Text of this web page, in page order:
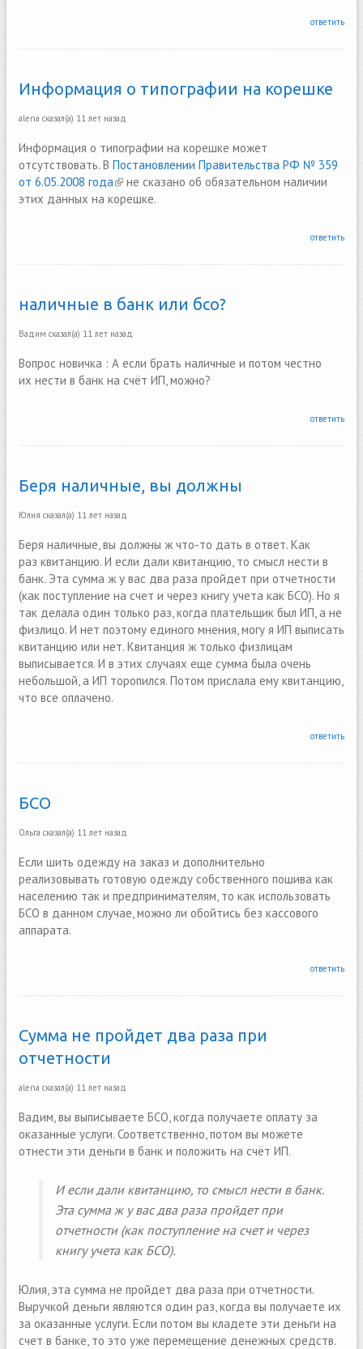
ответить
Информация о типографии на корешке
alena сказал(а) 11 лет назад
Информация о типографии на корешке может
отсутствовать. В Постановлении Правительства РФ № 359
от 6.05.2008 года(link is external)
не сказано об обязательном наличии
этих данных на корешке.
ответить
наличные в банк или бсо?
Вадим сказал(а) 11 лет назад
Вопрос новичка : А если брать наличные и потом честно
их нести в банк на счёт ИП, можно?
ответить
Беря наличные, вы должны
Юлия сказал(а) 11 лет назад
Беря наличные, вы должны ж что-то дать в ответ. Как
раз квитанцию. И если дали квитанцию, то смысл нести в
банк. Эта сумма ж у вас два раза пройдет при отчетности
(как поступление на счет и через книгу учета как БСО). Но я
так делала один только раз, когда плательщик был ИП, а не
физлицо. И нет поэтому единого мнения, могу я ИП выписать
квитанцию или нет. Квитанция ж только физлицам
выписывается. И в этих случаях еще сумма была очень
небольшой, а ИП торопился. Потом прислала ему квитанцию,
что все оплачено.
ответить
БСО
Ольга сказал(а) 11 лет назад
Если шить одежду на заказ и дополнительно
реализовывать готовую одежду собственного пошива как
населению так и предпринимателям, то как использовать
БСО в данном случае, можно ли обойтись без кассового
аппарата.
ответить
Сумма не пройдет два раза при
отчетности
alena сказал(а) 11 лет назад
Вадим, вы выписываете БСО, когда получаете оплату за
оказанные услуги. Соответственно, потом вы можете
отнести эти деньги в банк и положить на счёт ИП.
И если дали квитанцию, то смысл нести в банк.
Эта сумма ж у вас два раза пройдет при
отчетности (как поступление на счет и через
книгу учета как БСО).
Юлия, эта сумма не пройдет два раза при отчетности.
Выручкой деньги являются один раз, когда вы получаете их
за оказанные услуги. Если потом вы кладете эти деньги на
счет в банке, то это уже перемещение денежных средств.